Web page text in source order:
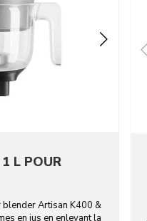
L POUR
Artisan K400 &
en jus en enlevant la